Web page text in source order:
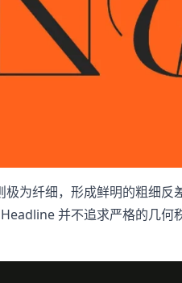
为纤细，形成鲜明的粗细
并不追求严格的几何